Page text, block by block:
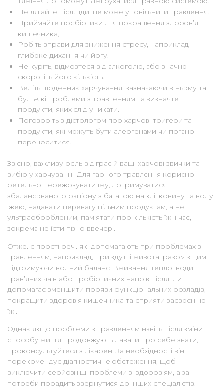
Не лягайте після їди, це може уповільнити травлення.
Приймайте пробіотики для покращення здоров’я
кишечника,
Робіть вправи для зниження стресу, наприклад
глибоке дихання чи йогу.
Не куріть, відмовтеся від алкоголю, або значно
скоротіть його кількість.
Ведіть щоденник харчування, зазначаючи в ньому та
будь-які проблеми з травленням та визначте
продукти, яких слід уникати.
Поговоріть з дієтологом про харчові тригери та
продукти, які можуть бути алергенами чи погано
переноситися.
Звісно, важливу роль відіграє й ваші харчові звички та
вибір у харчуванні. Для гарного травлення корисно
ретельно пережовувати їжу, дотримуватися
збалансованого раціону з багатою на клітковину та воду
їжею, надавати перевагу цільним продуктам, а не
ультраобробленим, пам’ятати про кількість їжі і час,
зокрема не їсти пізно ввечері.
Отже, є прості речі, які допомагають при проблемах з
травленням, наприклад, при здутті живота, разом з цим
підтримуючи водний баланс. Вживання теплої води,
трав’яних чаїв або пробіотичних напоїв після їди
допомагає зменшити прояви функціональних розладів,
покращити здоров’я кишечника та сприяти засвоєнню
їжі.
Однак якщо проблеми з травленням навіть після зміни
способу життя продовжують давати про себе знати,
проконсультуйтеся з лікарем. За необхідності він
порекомендує діагностичне обстеження, щоб
виключити серйозніші проблеми зі здоров’ям, а за
потреби порадить звернутися до інших спеціалістів.